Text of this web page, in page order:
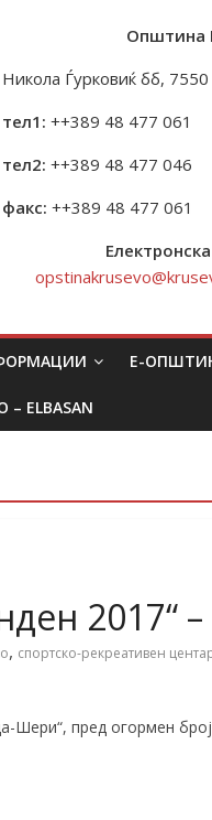
Општина
Никола Ѓурковиќ бб,
тел1: ++389 48 477 061
тел2: ++389 48 477 046
факс: ++389 48 477 061
Е-
– ELBASAN
2017“
, спортско-рекреативен
Шери“, пред огормен